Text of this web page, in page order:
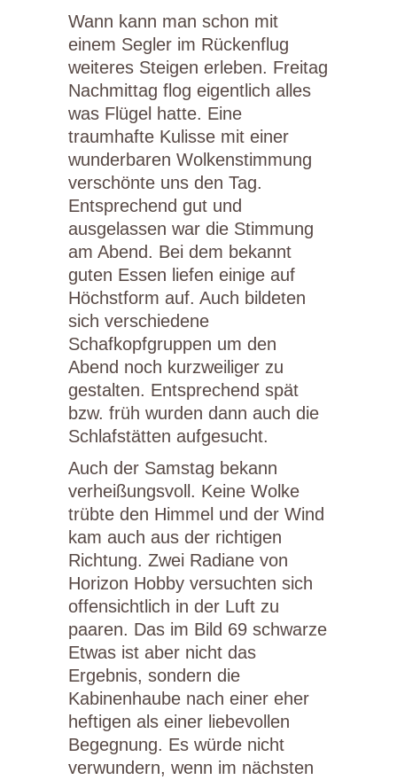
Wann kann man schon mit
einem Segler im Rückenflug
weiteres Steigen erleben. Freitag
Nachmittag flog eigentlich alles
was Flügel hatte. Eine
traumhafte Kulisse mit einer
wunderbaren Wolkenstimmung
verschönte uns den Tag.
Entsprechend gut und
ausgelassen war die Stimmung
am Abend. Bei dem bekannt
guten Essen liefen einige auf
Höchstform auf. Auch bildeten
sich verschiedene
Schafkopfgruppen um den
Abend noch kurzweiliger zu
gestalten. Entsprechend spät
bzw. früh wurden dann auch die
Schlafstätten aufgesucht.
Auch der Samstag bekann
verheißungsvoll. Keine Wolke
trübte den Himmel und der Wind
kam auch aus der richtigen
Richtung. Zwei Radiane von
Horizon Hobby versuchten sich
offensichtlich in der Luft zu
paaren. Das im Bild 69 schwarze
Etwas ist aber nicht das
Ergebnis, sondern die
Kabinenhaube nach einer eher
heftigen als einer liebevollen
Begegnung. Es würde nicht
verwundern, wenn im nächsten